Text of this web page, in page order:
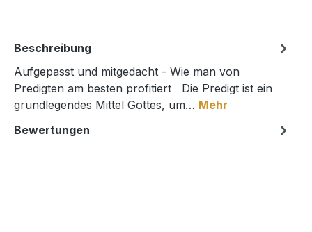
Beschreibung
Aufgepasst und mitgedacht - Wie man von
Predigten am besten profitiert Die Predigt ist ein
grundlegendes Mittel Gottes, um… Mehr
Bewertungen